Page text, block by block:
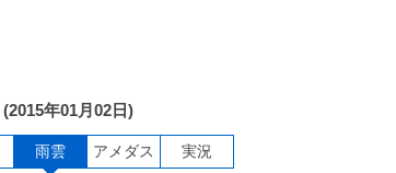
(2015年01月02日)
雨雲 アメダス 実況